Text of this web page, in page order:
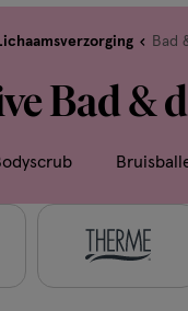
Bad
Bad &